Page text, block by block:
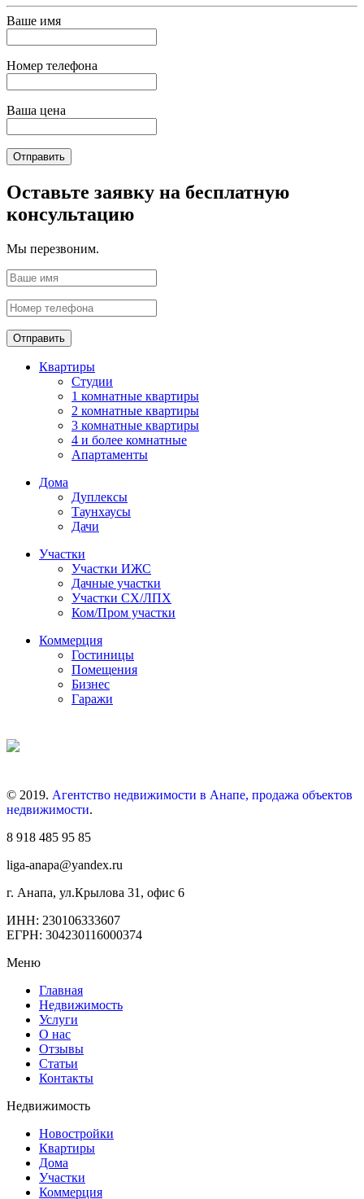
Ваше имя
Номер телефона
Ваша цена
Отправить
Оставьте заявку на бесплатную
консультацию
Мы перезвоним.
Отправить
Квартиры
Студии
1 комнатные квартиры
2 комнатные квартиры
3 комнатные квартиры
4 и более комнатные
Апартаменты
Дома
Дуплексы
Таунхаусы
Дачи
Участки
Участки ИЖС
Дачные участки
Участки СХ/ЛПХ
Ком/Пром участки
Коммерция
Гостиницы
Помещения
Бизнес
Гаражи
© 2019. Агентство недвижимости в Анапе, продажа объектов
недвижимости.
8 918 485 95 85
liga-anapa@yandex.ru
г. Анапа, ул.Крылова 31, офис 6
ИНН: 230106333607
ЕГРН: 304230116000374
Меню
Главная
Недвижимость
Услуги
О нас
Отзывы
Статьи
Контакты
Недвижимость
Новостройки
Квартиры
Дома
Участки
Коммерция